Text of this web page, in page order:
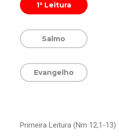
1ª Leitura
Salmo
Evangelho
Primeira Leitura (Nm 12,1-13)